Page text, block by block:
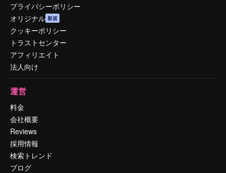
プライバシーポリシー
オリジナル 新規
クッキーポリシー
トラストセンター
アフィリエイト
法人向け
運営
料金
会社概要
Reviews
採用情報
検索トレンド
ブログ